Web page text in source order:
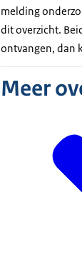
melding
dit overzicht.
ontvangen, dan
Meer